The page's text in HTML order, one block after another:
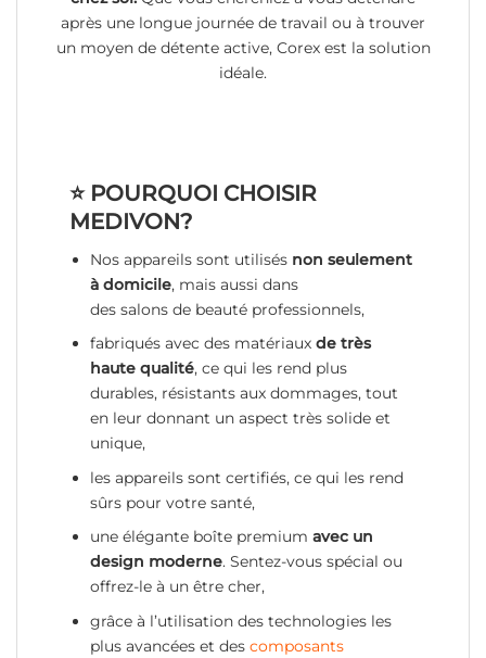
après une longue journée de travail ou à trouver
un moyen de détente active, Corex est la solution
idéale.
⭐️ POURQUOI CHOISIR
MEDIVON?
Nos appareils sont utilisés non seulement
à domicile, mais aussi dans
des salons de beauté professionnels,
fabriqués avec des matériaux de très
haute qualité, ce qui les rend plus
durables, résistants aux dommages, tout
en leur donnant un aspect très solide et
unique,
les appareils sont certifiés, ce qui les rend
sûrs pour votre santé,
une élégante boîte premium avec un
design moderne. Sentez-vous spécial ou
offrez-le à un être cher,
grâce à l’utilisation des technologies les
plus avancées et des composants